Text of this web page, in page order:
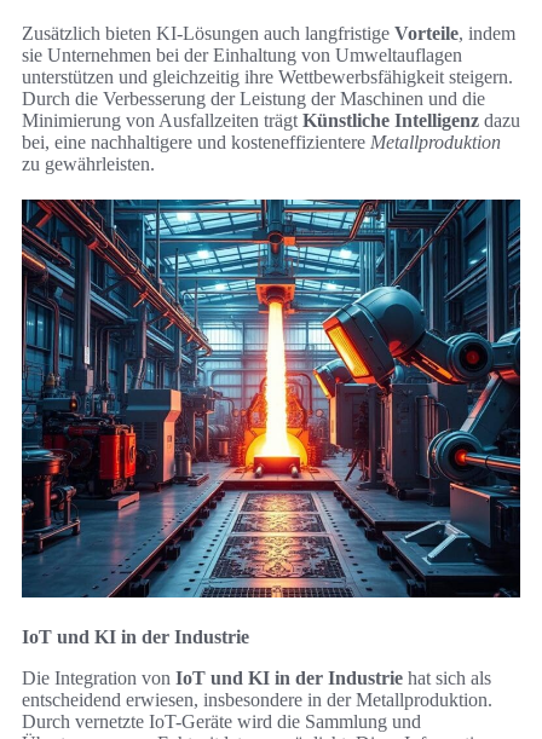
Zusätzlich bieten KI-Lösungen auch langfristige Vorteile, indem
sie Unternehmen bei der Einhaltung von Umweltauflagen
unterstützen und gleichzeitig ihre Wettbewerbsfähigkeit steigern.
Durch die Verbesserung der Leistung der Maschinen und die
Minimierung von Ausfallzeiten trägt Künstliche Intelligenz dazu
bei, eine nachhaltigere und kosteneffizientere Metallproduktion
zu gewährleisten.
IoT und KI in der Industrie
Die Integration von IoT und KI in der Industrie hat sich als
entscheidend erwiesen, insbesondere in der Metallproduktion.
Durch vernetzte IoT-Geräte wird die Sammlung und